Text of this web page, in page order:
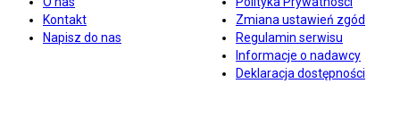
Kontakt
Napisz do nas
Zmiana ustawień zgód
Regulamin serwisu
Informacje o nadawcy
Deklaracja dostępności